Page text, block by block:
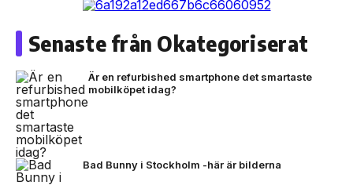
Senaste från Okategoriserat
Är en refurbished smartphone det smartaste
mobilköpet idag?
Bad Bunny i Stockholm -här är bilderna